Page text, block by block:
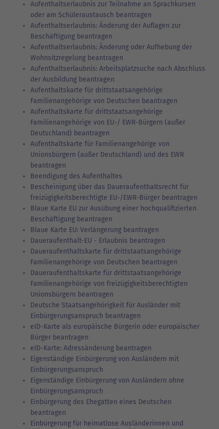
Aufenthaltserlaubnis zur Teilnahme an Sprachkursen
oder am Schüleraustausch beantragen
Aufenthaltserlaubnis: Änderung der Auflagen zur
Beschäftigung beantragen
Aufenthaltserlaubnis: Änderung oder Aufhebung der
Wohnsitzregelung beantragen
Aufenthaltserlaubnis: Arbeitsplatzsuche nach Abschluss
der Ausbildung beantragen
Aufenthaltskarte für drittstaatsangehörige
Familienangehörige von Deutschen beantragen
Aufenthaltskarte für drittstaatsangehörige
Familienangehörige von EU-/ EWR-Bürgern (außer
Deutschland) beantragen
Aufenthaltskarte für Familienangehörige von
Unionsbürgern (außer Deutschland) und des EWR
beantragen
Beendigung des Aufenthaltes
Bescheinigung über das Daueraufenthaltsrecht für
freizügigkeitsberechtigte EU-/EWR-Bürger beantragen
Blaue Karte EU zur Ausübung einer hochqualifizierten
Beschäftigung beantragen
Blaue Karte EU: Verlängerung beantragen
Daueraufenthalt-EU - Erlaubnis beantragen
Daueraufenthaltskarte für drittstaatsangehörige
Familienangehörige von Deutschen beantragen
Daueraufenthaltskarte für drittstaatsangehörige
Familienangehörige von freizügigkeitsberechtigten
Unionsbürgern beantragen
Deutsche Staatsangehörigkeit für Ausländer mit
Einbürgerungsanspruch beantragen
eID-Karte als europäische Bürgerin oder europäischer
Bürger beantragen
eID-Karte: Adressänderung beantragen
Eigenständige Einbürgerung von Ausländern mit
Einbürgerungsanspruch
Eigenständige Einbürgerung von Ausländern ohne
Einbürgerungsanspruch
Einbürgerung des Ehegatten eines Deutschen
beantragen
Einbürgerung für heimatlose Ausländerinnen und